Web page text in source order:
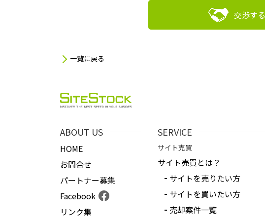
交渉する
一覧に戻る
ABOUT US
HOME
お問合せ
パートナー募集
Facebook
リンク集
SERVICE
サイト売買
サイト売買とは？
サイトを売りたい方
サイトを買いたい方
売却案件一覧